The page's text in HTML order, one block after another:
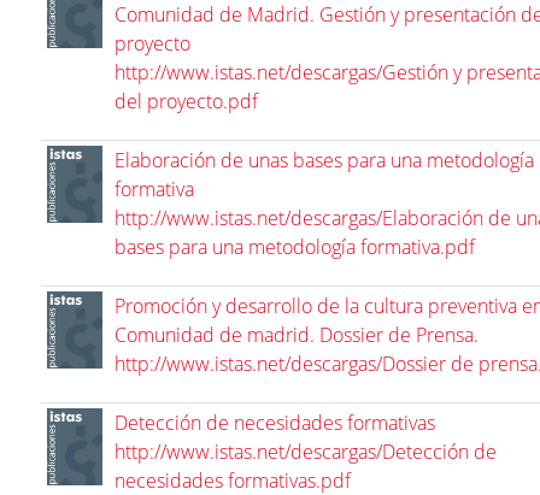
Comunidad de Madrid. Gestión y presentación
proyecto
http://www.istas.net/descargas/Gestión y
del proyecto.pdf
Elaboración de unas bases para una metodología
formativa
http://www.istas.net/descargas/Elaboración de
bases para una metodología formativa.pdf
Promoción y desarrollo de la cultura preventiva
Comunidad de madrid. Dossier de Prensa.
http://www.istas.net/descargas/Dossier de
Detección de necesidades formativas
http://www.istas.net/descargas/Detección de
necesidades formativas.pdf